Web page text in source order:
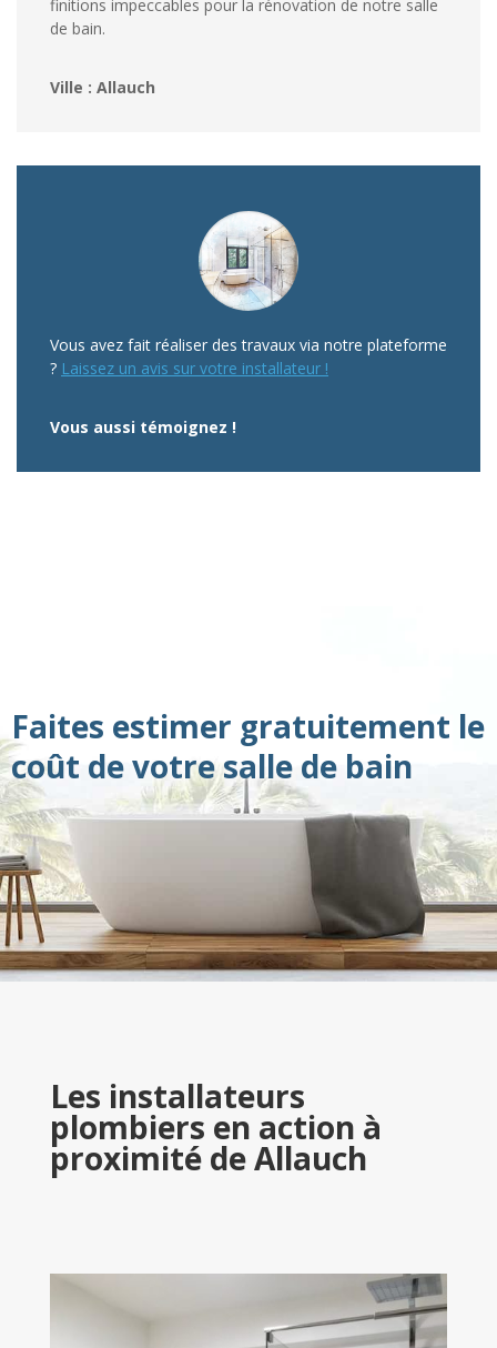
finitions impeccables pour la rénovation de notre salle
de bain.
Ville : Allauch
Vous avez fait réaliser des travaux via notre plateforme
? Laissez un avis sur votre installateur !
Vous aussi témoignez !
Faites estimer gratuitement le
coût de votre salle de bain
Les installateurs
plombiers en action à
proximité de Allauch